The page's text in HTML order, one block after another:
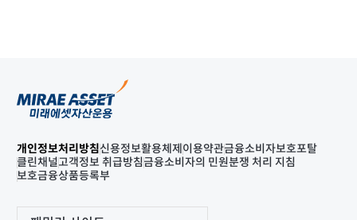
개인정보처리방침신용정보활용체제 이용약관금융소비자보호포탈
클린채널고객정보 취급방침금융소비자의 민원분쟁 처리 지침
보호금융상품등록부